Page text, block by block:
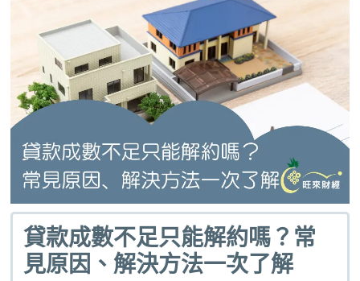
貸款成數不足只能解約嗎？常
見原因、解決方法一次了解